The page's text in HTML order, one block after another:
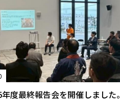
度最終報告会を開催しました。